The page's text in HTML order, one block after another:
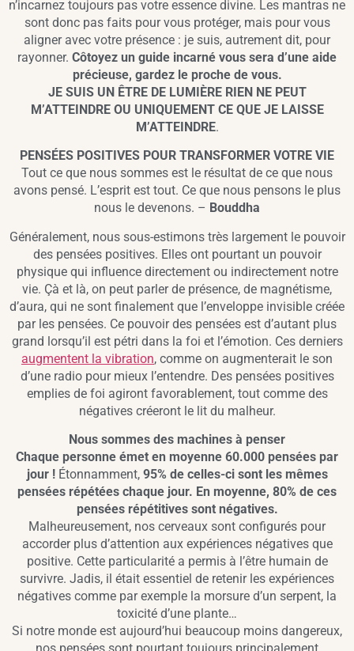
n’incarnez toujours pas votre essence divine. Les mantras ne
sont donc pas faits pour vous protéger, mais pour vous
aligner avec votre présence : je suis, autrement dit, pour
rayonner. Côtoyez un guide incarné vous sera d’une aide
précieuse, gardez le proche de vous.
JE SUIS UN ÊTRE DE LUMIÈRE RIEN NE PEUT
M’ATTEINDRE OU UNIQUEMENT CE QUE JE LAISSE
M’ATTEINDRE.
PENSÉES POSITIVES POUR TRANSFORMER VOTRE VIE
Tout ce que nous sommes est le résultat de ce que nous
avons pensé. L’esprit est tout. Ce que nous pensons le plus
nous le devenons. – Bouddha
Généralement, nous sous-estimons très largement le pouvoir
des pensées positives. Elles ont pourtant un pouvoir
physique qui influence directement ou indirectement notre
vie. Çà et là, on peut parler de présence, de magnétisme,
d’aura, qui ne sont finalement que l’enveloppe invisible créée
par les pensées. Ce pouvoir des pensées est d’autant plus
grand lorsqu’il est pétri dans la foi et l’émotion. Ces derniers
augmentent la vibration, comme on augmenterait le son
d’une radio pour mieux l’entendre. Des pensées positives
emplies de foi agiront favorablement, tout comme des
négatives créeront le lit du malheur.
Nous sommes des machines à penser
Chaque personne émet en moyenne 60.000 pensées par
jour !Étonnamment, 95% de celles-ci sont les mêmes
pensées répétées chaque jour. En moyenne, 80% de ces
pensées répétitives sont négatives.
Malheureusement, nos cerveaux sont configurés pour
accorder plus d’attention aux expériences négatives que
positive. Cette particularité a permis à l’être humain de
survivre. Jadis, il était essentiel de retenir les expériences
négatives comme par exemple la morsure d’un serpent, la
toxicité d’une plante…
Si notre monde est aujourd’hui beaucoup moins dangereux,